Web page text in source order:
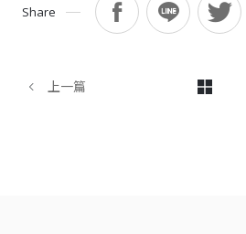
Share
上一篇